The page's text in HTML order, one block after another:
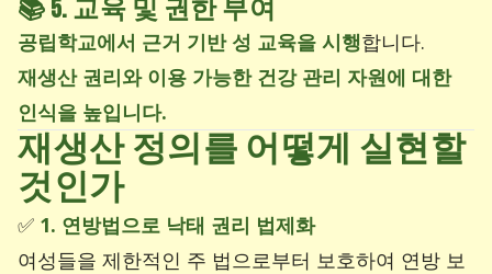
📚 5. 교육 및 권한 부여
공립학교에서 근거 기반 성 교육을 시행합니다.
재생산 권리와 이용 가능한 건강 관리 자원에 대한
인식을 높입니다.
재생산 정의를 어떻게 실현할
것인가
✅ 1. 연방법으로 낙태 권리 법제화
여성들을 제한적인 주 법으로부터 보호하여 연방 보